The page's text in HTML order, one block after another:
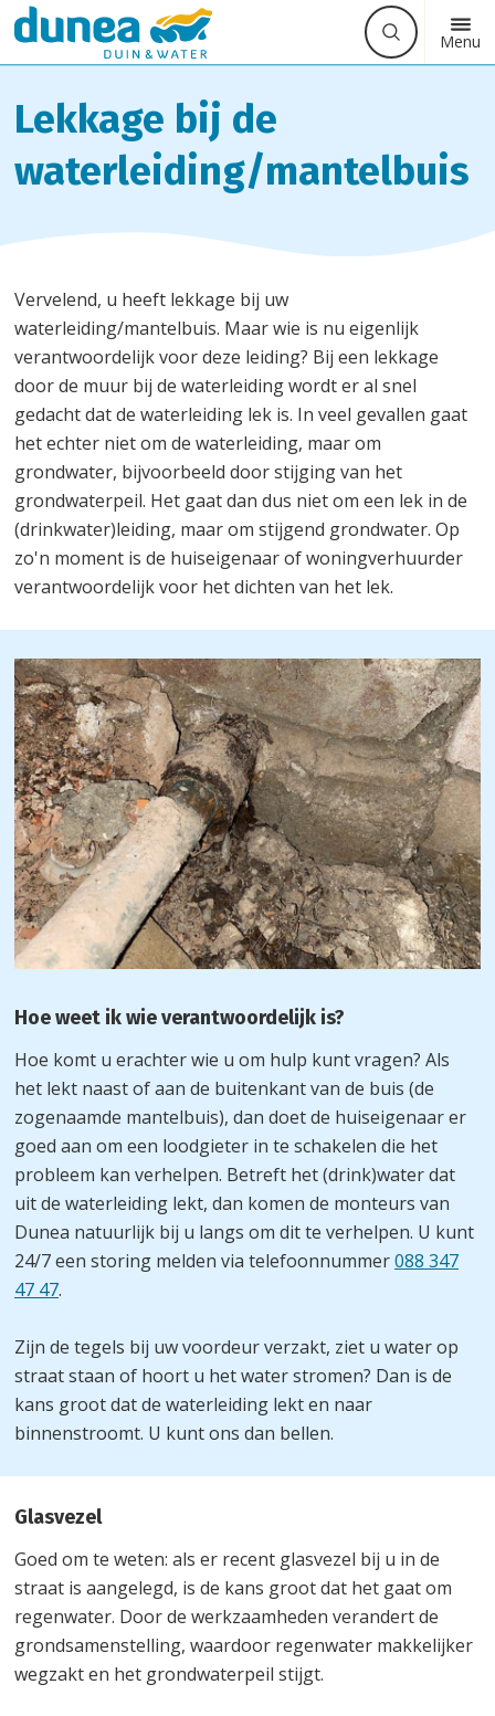
Button
label
Menu
Waarmee
kunnen
helpen?
Lekkage bij de
waterleiding/mantelbuis
Vervelend, u heeft lekkage bij uw
waterleiding/mantelbuis. Maar wie is nu eigenlijk
verantwoordelijk voor deze leiding? Bij een lekkage
door de muur bij de waterleiding wordt er al snel
gedacht dat de waterleiding lek is. In veel gevallen gaat
het echter niet om de waterleiding, maar om
grondwater, bijvoorbeeld door stijging van het
grondwaterpeil. Het gaat dan dus niet om een lek in de
(drinkwater)leiding, maar om stijgend grondwater. Op
zo'n moment is de huiseigenaar of woningverhuurder
verantwoordelijk voor het dichten van het lek.
Hoe weet ik wie verantwoordelijk is?
Hoe komt u erachter wie u om hulp kunt vragen? Als
het lekt naast of aan de buitenkant van de buis (de
zogenaamde mantelbuis), dan doet de huiseigenaar er
goed aan om een loodgieter in te schakelen die het
probleem kan verhelpen. Betreft het (drink)water dat
uit de waterleiding lekt, dan komen de monteurs van
Dunea natuurlijk bij u langs om dit te verhelpen. U kunt
24/7 een storing melden via telefoonnummer088 347
47 47.
Zijn de tegels bij uw voordeur verzakt, ziet u water op
straat staan of hoort u het water stromen? Dan is de
kans groot dat de waterleiding lekt en naar
binnenstroomt. U kunt ons dan bellen.
Glasvezel
Goed om te weten: als er recent glasvezel bij u in de
straat is aangelegd, is de kans groot dat het gaat om
regenwater. Door de werkzaamheden verandert de
grondsamenstelling, waardoor regenwater makkelijker
wegzakt en het grondwaterpeil stijgt.